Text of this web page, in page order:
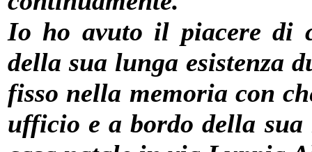
Io ho avuto il piacere di
della sua lunga esistenza
fisso nella memoria con
ufficio e a bordo della sua